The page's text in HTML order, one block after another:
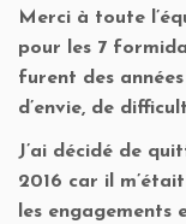
Merci à toute
pour les 7
furent des
d’envie, de
J’ai décidé de
2016 car il
les engagements